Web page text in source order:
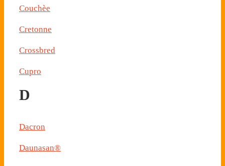
Couchèe
Cretonne
Crossbred
Cupro
D
Dacron
Daunasan®